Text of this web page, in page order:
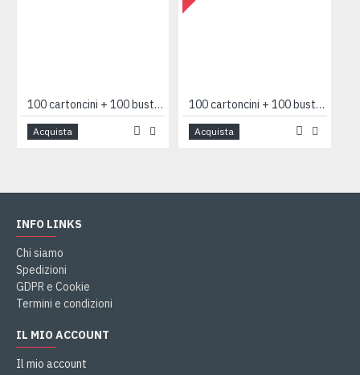
100 cartoncini + 100 buste 7x11 AZZURRO
Acquista
100 cartoncini + 100 buste 7x11 bianco F4
Acquista
INFO LINKS
Chi siamo
Spedizioni
GDPR e Cookie
Termini e condizioni
IL MIO ACCOUNT
Il mio account